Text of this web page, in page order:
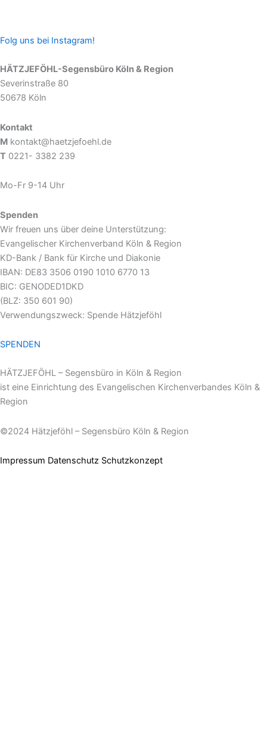
Folg uns bei Instagram!
HÄTZJEFÖHL-Segensbüro Köln & Region
Severinstraße 80
50678 Köln
Kontakt
M kontakt@haetzjefoehl.de
T 0221- 3382 239
Mo-Fr 9-14 Uhr
Spenden
Wir freuen uns über deine Unterstützung:
Evangelischer Kirchenverband Köln & Region
KD-Bank / Bank für Kirche und Diakonie
IBAN: DE83 3506 0190 1010 6770 13
BIC: GENODED1DKD
(BLZ: 350 601 90)
Verwendungszweck: Spende Hätzjeföhl
SPENDEN
HÄTZJEFÖHL – Segensbüro in Köln & Region
ist eine Einrichtung des Evangelischen Kirchenverbandes Köln &
Region
©2024 Hätzjeföhl – Segensbüro Köln & Region
Impressum Datenschutz Schutzkonzept